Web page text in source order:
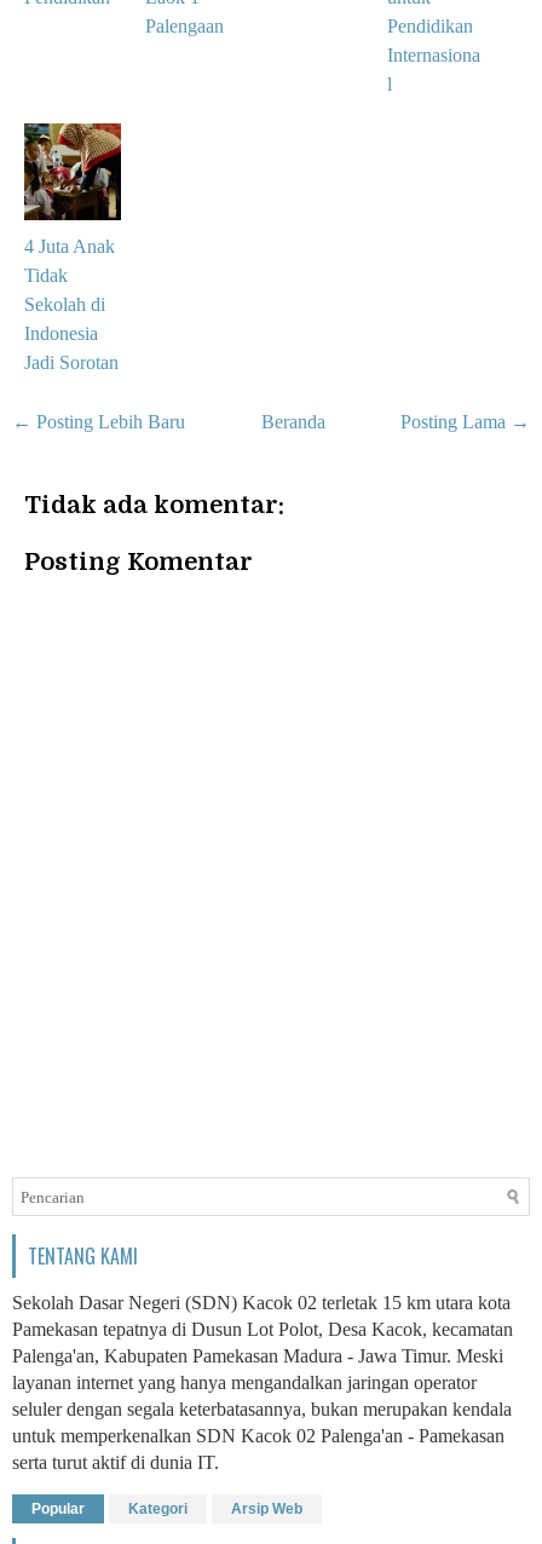
Palengaan
Pendidikan
Internasiona
l
4 Juta Anak
Tidak
Sekolah di
Indonesia
Jadi Sorotan
← Posting Lebih Baru Posting Lama →
Beranda
Tidak ada komentar:
Posting Komentar
TENTANG KAMI
Sekolah Dasar Negeri (SDN) Kacok 02 terletak 15 km utara kota
Pamekasan tepatnya di Dusun Lot Polot, Desa Kacok, kecamatan
Palenga'an, Kabupaten Pamekasan Madura - Jawa Timur. Meski
layanan internet yang hanya mengandalkan jaringan operator
seluler dengan segala keterbatasannya, bukan merupakan kendala
untuk memperkenalkan SDN Kacok 02 Palenga'an - Pamekasan
serta turut aktif di dunia IT.
Popular Kategori Arsip Web